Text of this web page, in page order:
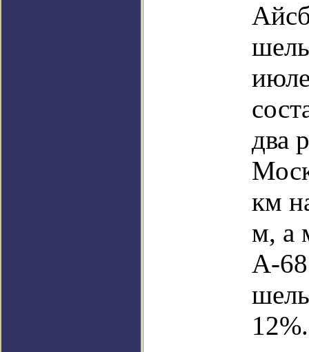
два
км
м, а
А-
12%.